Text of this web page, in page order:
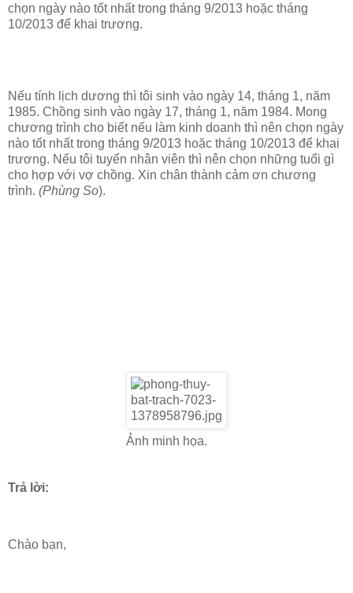
chọn ngày nào tốt nhất trong tháng 9/2013 hoặc tháng
10/2013 để khai trương.
Nếu tính lịch dương thì tôi sinh vào ngày 14, tháng 1, năm
1985. Chồng sinh vào ngày 17, tháng 1, năm 1984. Mong
chương trình cho biết nếu làm kinh doanh thì nên chọn ngày
nào tốt nhất trong tháng 9/2013 hoặc tháng 10/2013 để khai
trương. Nếu tôi tuyển nhân viên thì nên chọn những tuổi gì
cho hợp với vợ chồng. Xin chân thành cảm ơn chương
trình. (Phùng So).
Ảnh minh họa.
Trả lời:
Chào bạn,